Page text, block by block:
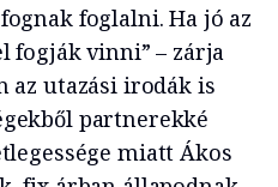
foglalni. Ha jó az
fogják vinni” – zárja
az utazási irodák is
partnerekké
miatt Ákos